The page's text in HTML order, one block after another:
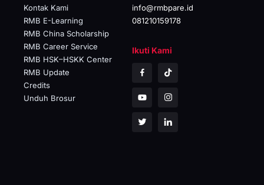
Kontak Kami
RMB E-Learning
RMB China Scholarship
RMB Career Service
RMB HSK–HSKK Center
RMB Update
Credits
Unduh Brosur
info@rmbpare.id
081210159178
Ikuti Kami